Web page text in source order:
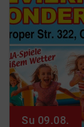
Su 09.08.